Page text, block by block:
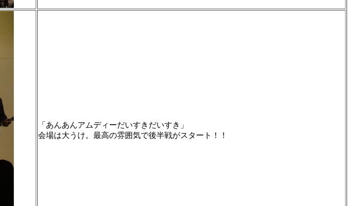
「あんあんアムディーだいすきだいすき」
会場は大うけ。最高の雰囲気で後半戦がスタート！！